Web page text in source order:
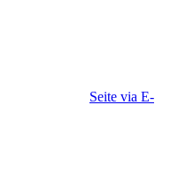
Seite via E-